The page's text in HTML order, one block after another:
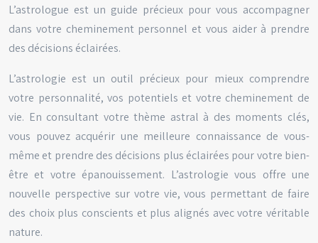
L’astrologue est un guide précieux pour vous accompagner
dans votre cheminement personnel et vous aider à prendre
des décisions éclairées.
L’astrologie est un outil précieux pour mieux comprendre
votre personnalité, vos potentiels et votre cheminement de
vie. En consultant votre thème astral à des moments clés,
vous pouvez acquérir une meilleure connaissance de vous-
même et prendre des décisions plus éclairées pour votre bien-
être et votre épanouissement. L’astrologie vous offre une
nouvelle perspective sur votre vie, vous permettant de faire
des choix plus conscients et plus alignés avec votre véritable
nature.